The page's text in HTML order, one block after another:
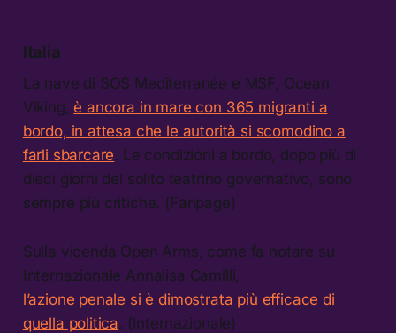
Italia
La nave di SOS Mediterranée e MSF, Ocean
Viking, è ancora in mare con 365 migranti a
bordo, in attesa che le autorità si scomodino a
farli sbarcare. Le condizioni a bordo, dopo più di
dieci giorni del solito teatrino governativo, sono
sempre più critiche. (Fanpage)
Sulla vicenda Open Arms, come fa notare su
Internazionale Annalisa Camilli,
l’azione penale si è dimostrata più efficace di
quella politica. (Internazionale)